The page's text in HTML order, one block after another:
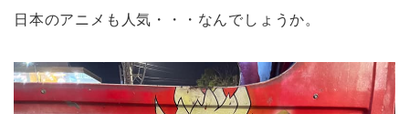
日本のアニメも人気・・・なんでしょうか。